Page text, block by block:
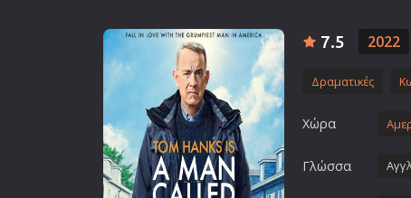
Επιστημονικής Φαντασίας
Εποχής
Ερωτικές
Ευρωπαικός Κινηματογράφος
Θρησκευτικές
Θρίλερ
7.5 2022
Δραματικές
Χώρα
Γλώσσα